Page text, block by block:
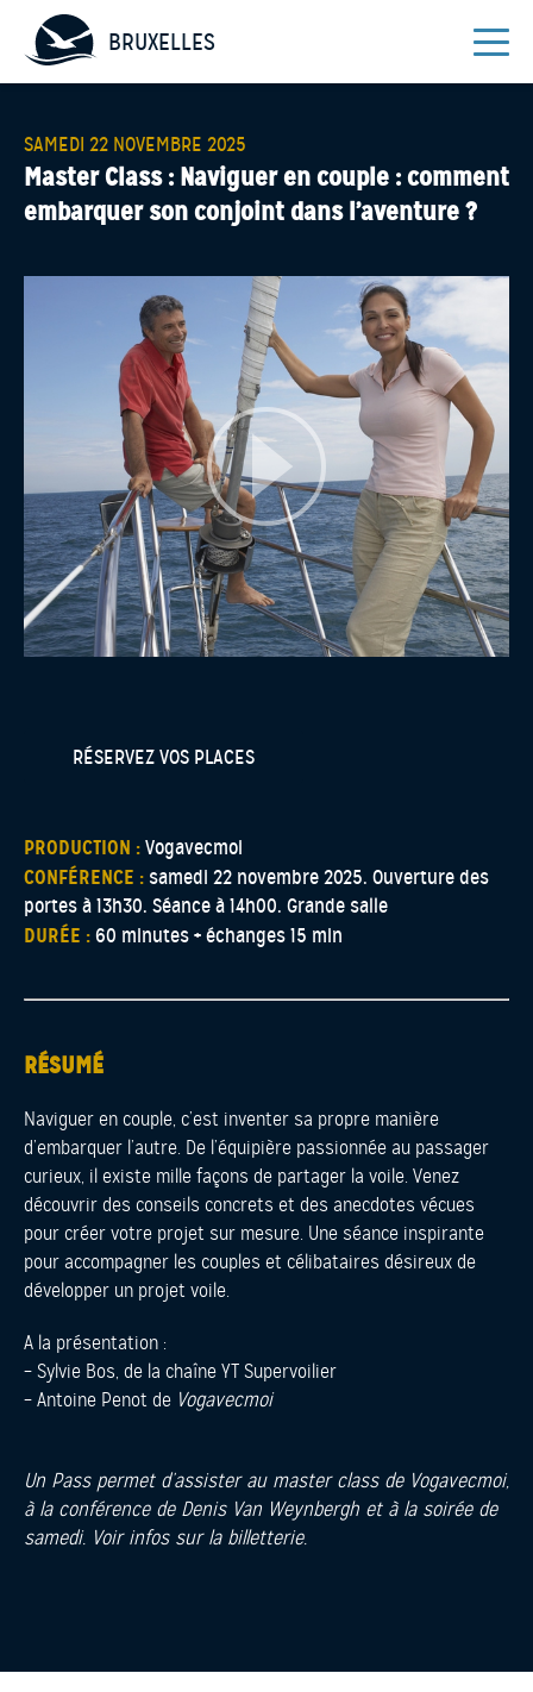
BRUXELLES
SAMEDI 22 NOVEMBRE 2025
Master Class : Naviguer en couple : comment
embarquer son conjoint dans l’aventure ?
RÉSERVEZ VOS PLACES
PRODUCTION :Vogavecmoi
CONFÉRENCE : samedi 22 novembre 2025. Ouverture des
portes à 13h30. Séance à 14h00. Grande salle
DURÉE :60 minutes + échanges 15 min
RÉSUMÉ
Naviguer en couple, c’est inventer sa propre manière
d’embarquer l’autre. De l’équipière passionnée au passager
curieux, il existe mille façons de partager la voile. Venez
découvrir des conseils concrets et des anecdotes vécues
pour créer votre projet sur mesure. Une séance inspirante
pour accompagner les couples et célibataires désireux de
développer un projet voile.
A la présentation :
– Sylvie Bos, de la chaîne YT Supervoilier
– Antoine Penot de Vogavecmoi
Un Pass permet d’assister au master class de Vogavecmoi,
à la conférence de Denis Van Weynbergh et à la soirée de
samedi. Voir infos sur la billetterie.